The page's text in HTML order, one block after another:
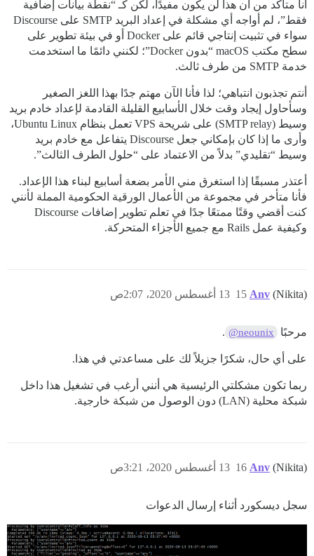
أنا متأكد من أن هذا لن يكون مفيدًا، لكن كـ “نقطة بيانات إضافية
فقط”، لم أواجه أي مشكلة في إعداد البريد SMTP على Discourse
سواء في تثبيت إنتاجي قائم على Docker أو في بيئة تطوير على
سطح مكتب macOS “بدون Docker”؛ لكنني دائمًا ما استخدمت
خدمة SMTP من طرف ثالث.
أنتم تجذبون انتباهي؛ لذا فأنا الآن مهتم جدًا بهذا اللغز الصغير
وسأحاول إيجاد وقت خلال الأسابيع القليلة القادمة لإعداد خادم بريد
وسيط (SMTP relay) على شريحة VPS تعمل بنظام Ubuntu Linux،
وأرى ما إذا كان بإمكاني جعل Discourse يتفاعل مع خادم بريد
وسيط “تقليدي” بدلاً من الاعتماد على “حلول الطرف الثالث”.
أعتذر مسبقًا إذا استغرق مني الأمر بضعة أسابيع لبناء هذا الإعداد.
فأنا متأخر في مجموعة من الأعمال الورقية الحكومية المملة لأنني
كنت أقضي وقتًا ممتعًا جدًا في تعلم تطوير إضافات Discourse
وكيفية عمل Rails مع جميع الأجزاء المتحركة.
Anv (Nikita) 13 أغسطس 2020، 2:07ص 15
مرحبًا @neounix
.
على أي حال، شكرًا جزيلاً لك على مساعدتي في هذا.
ربما تكون مشكلتي الرئيسية هي أنني أرغب في تشغيل هذا داخل
شبكة محلية (LAN) دون الوصول من شبكة خارجية.
Anv (Nikita) 13 أغسطس 2020، 3:21ص 16
سجل ديسكورد أثناء إرسال الدعوات